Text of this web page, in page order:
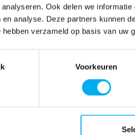
Ook delen we
en analyse. Deze partners kunnen
verzameld op basis van uw
Voorkeuren